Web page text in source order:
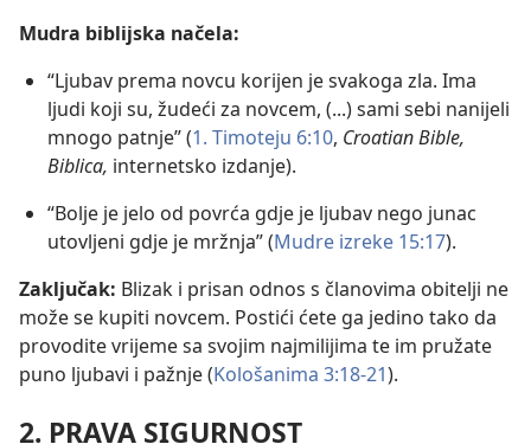
Mudra biblijska načela:
“Ljubav prema novcu korijen je svakoga zla. Ima
ljudi koji su, žudeći za novcem, (...) sami sebi nanijeli
mnogo patnje” (1. Timoteju 6:10, Croatian Bible,
Biblica, internetsko izdanje).
“Bolje je jelo od povrća gdje je ljubav nego junac
utovljeni gdje je mržnja” (Mudre izreke 15:17).
Zaključak: Blizak i prisan odnos s članovima obitelji ne
može se kupiti novcem. Postići ćete ga jedino tako da
provodite vrijeme sa svojim najmilijima te im pružate
puno ljubavi i pažnje (Kološanima 3:18-21).
2. PRAVA SIGURNOST